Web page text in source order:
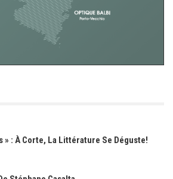
» : À Corte, La Littérature Se Déguste!